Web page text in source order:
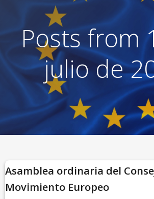
Posts from
julio de
Asamblea ordinaria del
Movimiento Europeo